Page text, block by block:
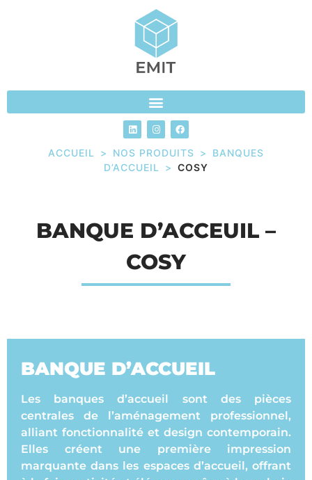
ACCUEIL > NOS PRODUITS >
BANQUES
D’ACCUEIL
> COSY
BANQUE D’ACCEUIL –
COSY
BANQUE D’ACCUEIL
Les banques d’accueil sont des pièces
centrales de l’aménagement professionnel,
alliant fonctionnalité et design contemporain.
Elles créent une première impression
marquante dans les espaces d’accueil, offrant